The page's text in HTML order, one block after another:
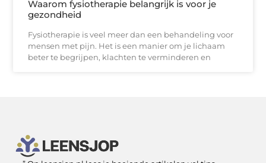
Waarom fysiotherapie belangrijk is voor je
gezondheid
Fysiotherapie is veel meer dan een behandeling voor
mensen met pijn. Het is een manier om je lichaam
beter te begrijpen, klachten te verminderen en